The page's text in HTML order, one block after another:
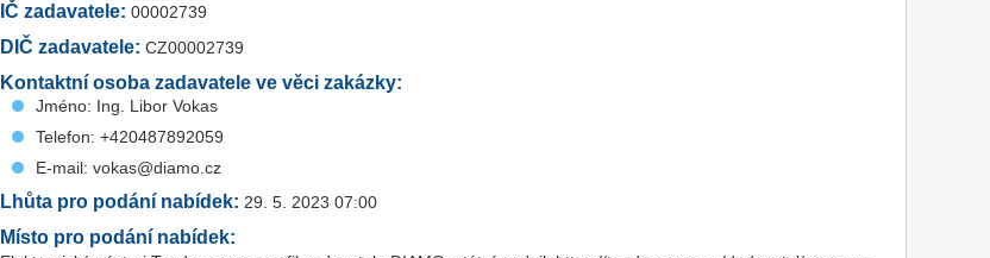
IČ zadavatele: 00002739
DIČ zadavatele: CZ00002739
Kontaktní osoba zadavatele ve věci zakázky:
Jméno: Ing. Libor Vokas
Telefon: +420487892059
E-mail: vokas@diamo.cz
Lhůta pro podání nabídek: 29. 5. 2023 07:00
Místo pro podání nabídek: